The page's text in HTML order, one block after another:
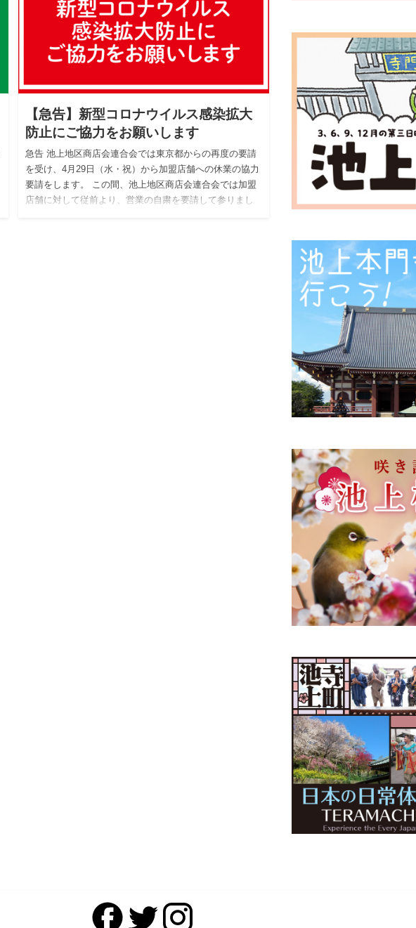
【急告】新型コロナウイルス感染拡大
防止にご協力をお願いします
急告 池上地区商店会連合会では東京都からの再度の要請
を受け、4月29日（水・祝）から加盟店舗への休業の協力
要請をします。 この間、池上地区商店会連合会では加盟
店舗に対して従前より、営業の自粛を要請して参りまし